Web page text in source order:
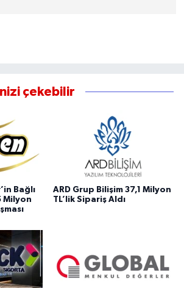
çekebilir
Bağlı
Milyon
ARD Grup Bilişim 37,1 Milyon
TL’lik Sipariş Aldı